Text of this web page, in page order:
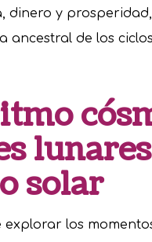
dinero y
ancestral de los
solar
explorar los